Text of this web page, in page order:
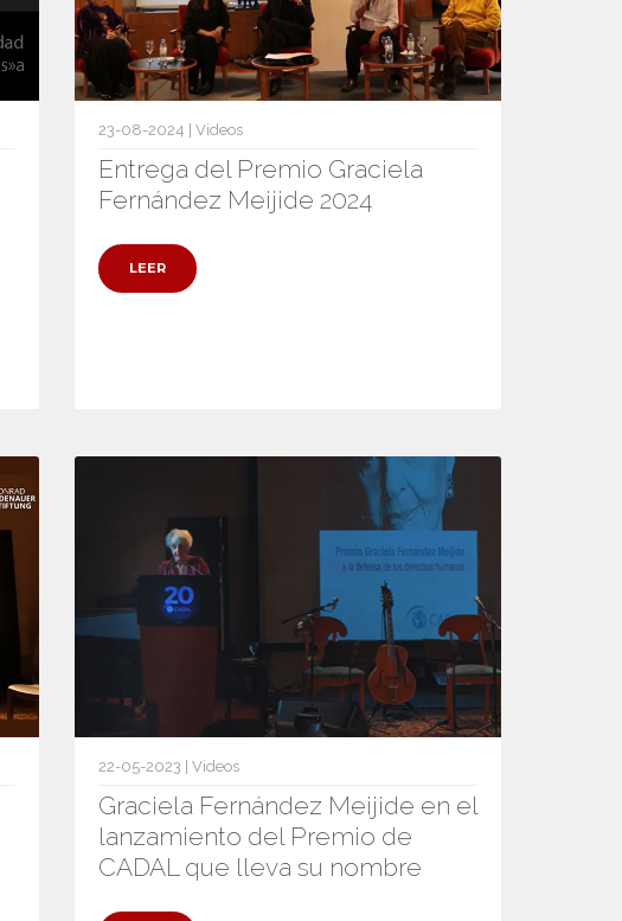
23-08-2024 | Videos
Entrega del Premio Graciela
Fernández Meijide 2024
LEER
22-05-2023 | Videos
Graciela Fernández Meijide en el
lanzamiento del Premio de
CADAL que lleva su nombre